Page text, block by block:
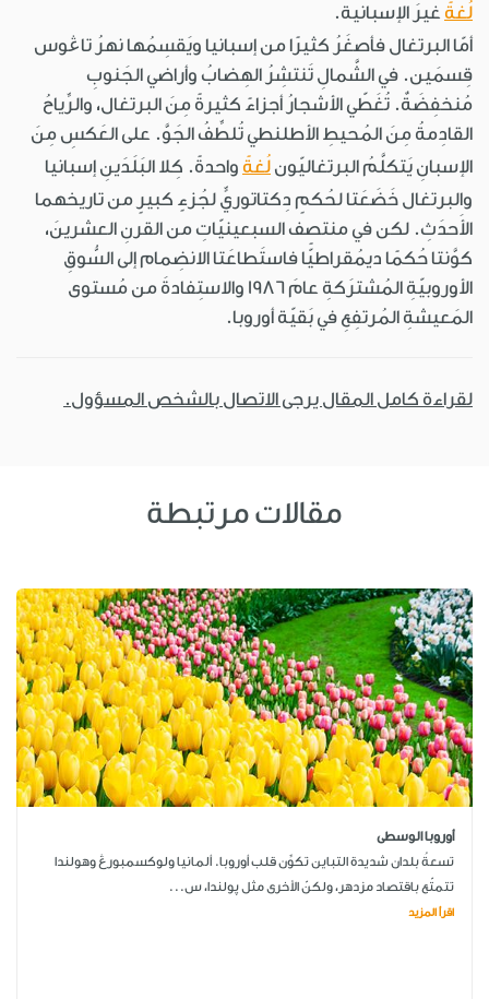
لُغةً غيرَ الإسبانية.
أمّا البرتغال فأصغَرُ كثيرًا من إسبانيا ويَقسِمُها نهرُ تاڠوس
قِسمَين. في الشَّمالِ تَنتشِرُ الهِضابُ وأراضي الجَنوبِ
مُنخفِضَةٌ. تُغَطّي الأشجارُ أجزاءً كثيرةً مِنَ البرتغال، والرِّياحُ
القادِمةُ مِنَ المُحيطِ الأطلنطي تُلطِّفُ الجَوَّ. على العَكسِ مِنَ
الإسبانِ يَتكلَّمُ البرتغاليّون لُغةً واحدةً. كِلا البَلَدَينِ إسبانيا
والبرتغال خَضَعَتا لحُكمٍ دِكتاتوريٍّ لجُزءٍ كبيرٍ من تاريخهما
الأَحدَثِ. لكن في منتصف السبعينيّاتِ من القرنِ العشرينَ،
كوَّنتا حُكمًا ديمُقراطيًّا فاستَطاعَتا الانضِمام إلى السُّوقِ
الأوروبيّةِ المُشترَكةِ عامَ 1986 والاستِفادةَ من مُستوى
المَعيشةِ المُرتفِعِ في بَقيّة أوروبا.
لقراءة كامل المقال يرجى الاتصال بالشخص المسؤول.
مقالات مرتبطة
أوروبا الوسطى
تسعةُ بلدان شديدة التباين تكوِّن قلب أوروبا. ألمانيا ولوكسمبورڠ وهولندا
تتمتّع باقتصاد مزدهر، ولكنّ الأخرى مثل پولندا، س...
اقرأ المزيد